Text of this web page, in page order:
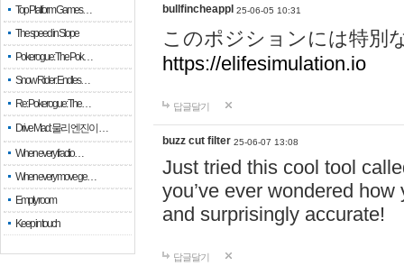
Top Platform Games…
The speed in Slope
Pokerogue: The Pok…
Snow Rider: Endles…
Re: Pokerogue: The…
Drive Mad: 물리 엔진이 …
When every fractio…
When every move ge…
Empty room
Keep in touch
bullfincheappl 25-06-05 10:31
このポジションには特別
https://elifesimulation.io
답글달기
buzz cut filter 25-06-07 13:08
Just tried this cool tool
you’ve ever wondered
and surprisingly accurate!
답글달기